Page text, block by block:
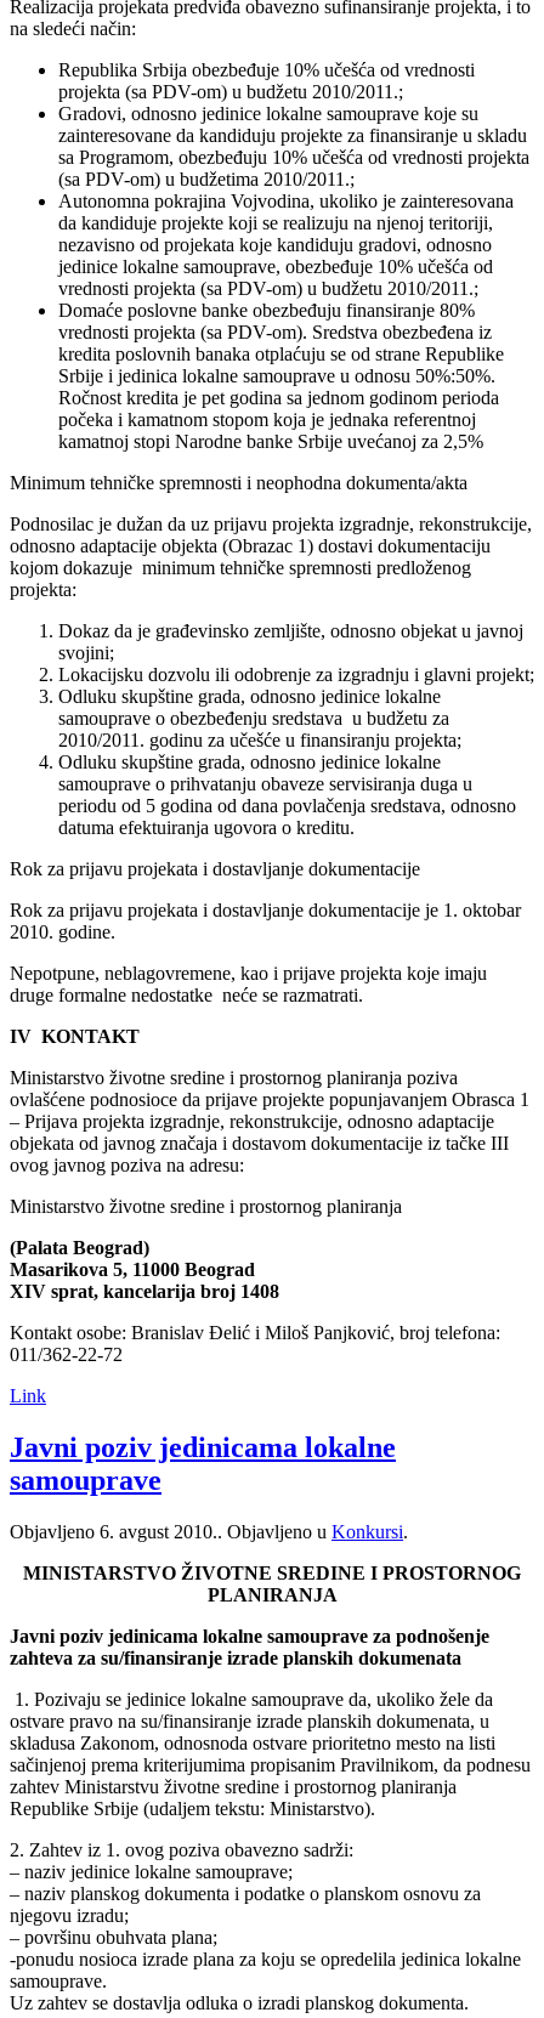
Realizacija projekata predviđa obavezno sufinansiranje projekta, i to
na sledeći način:
Republika Srbija obezbeđuje 10% učešća od vrednosti
projekta (sa PDV-om) u budžetu 2010/2011.;
Gradovi, odnosno jedinice lokalne samouprave koje su
zainteresovane da kandiduju projekte za finansiranje u skladu
sa Programom, obezbeđuju 10% učešća od vrednosti projekta
(sa PDV-om) u budžetima 2010/2011.;
Autonomna pokrajina Vojvodina, ukoliko je zainteresovana
da kandiduje projekte koji se realizuju na njenoj teritoriji,
nezavisno od projekata koje kandiduju gradovi, odnosno
jedinice lokalne samouprave, obezbeđuje 10% učešća od
vrednosti projekta (sa PDV-om) u budžetu 2010/2011.;
Domaće poslovne banke obezbeđuju finansiranje 80%
vrednosti projekta (sa PDV-om). Sredstva obezbeđena iz
kredita poslovnih banaka otplaćuju se od strane Republike
Srbije i jedinica lokalne samouprave u odnosu 50%:50%.
Ročnost kredita je pet godina sa jednom godinom perioda
počeka i kamatnom stopom koja je jednaka referentnoj
kamatnoj stopi Narodne banke Srbije uvećanoj za 2,5%
Minimum tehničke spremnosti i neophodna dokumenta/akta
Podnosilac je dužan da uz prijavu projekta izgradnje, rekonstrukcije,
odnosno adaptacije objekta (Obrazac 1) dostavi dokumentaciju
kojom dokazuje minimum tehničke spremnosti predloženog
projekta:
Dokaz da je građevinsko zemljište, odnosno objekat u javnoj
svojini;
Lokacijsku dozvolu ili odobrenje za izgradnju i glavni projekt;
Odluku skupštine grada, odnosno jedinice lokalne
samouprave o obezbeđenju sredstava u budžetu za
2010/2011. godinu za učešće u finansiranju projekta;
Odluku skupštine grada, odnosno jedinice lokalne
samouprave o prihvatanju obaveze servisiranja duga u
periodu od 5 godina od dana povlačenja sredstava, odnosno
datuma efektuiranja ugovora o kreditu.
Rok za prijavu projekata i dostavljanje dokumentacije
Rok za prijavu projekata i dostavljanje dokumentacije je 1. oktobar
2010. godine.
Nepotpune, neblagovremene, kao i prijave projekta koje imaju
druge formalne nedostatke neće se razmatrati.
IV KONTAKT
Ministarstvo životne sredine i prostornog planiranja poziva
ovlašćene podnosioce da prijave projekte popunjavanjem Obrasca 1
– Prijava projekta izgradnje, rekonstrukcije, odnosno adaptacije
objekata od javnog značaja i dostavom dokumentacije iz tačke III
ovog javnog poziva na adresu:
Ministarstvo životne sredine i prostornog planiranja
(Palata Beograd)
Masarikova 5, 11000 Beograd
XIV sprat, kancelarija broj 1408
Kontakt osobe: Branislav Đelić i Miloš Panjković, broj telefona:
011/362-22-72
Link
Javni poziv jedinicama lokalne
samouprave
Objavljeno 6. avgust 2010.. Objavljeno u Konkursi.
MINISTARSTVO ŽIVOTNE SREDINE I PROSTORNOG
PLANIRANJA
Javni poziv jedinicama lokalne samouprave za podnošenje
zahteva za su/finansiranje izrade planskih dokumenata
1. Pozivaju se jedinice lokalne samouprave da, ukoliko žele da
ostvare pravo na su/finansiranje izrade planskih dokumenata, u
skladusa Zakonom, odnosnoda ostvare prioritetno mesto na listi
sačinjenoj prema kriterijumima propisanim Pravilnikom, da podnesu
zahtev Ministarstvu životne sredine i prostornog planiranja
Republike Srbije (udaljem tekstu: Ministarstvo).
2. Zahtev iz 1. ovog poziva obavezno sadrži:
– naziv jedinice lokalne samouprave;
– naziv planskog dokumenta i podatke o planskom osnovu za
njegovu izradu;
– površinu obuhvata plana;
-ponudu nosioca izrade plana za koju se opredelila jedinica lokalne
samouprave.
Uz zahtev se dostavlja odluka o izradi planskog dokumenta.